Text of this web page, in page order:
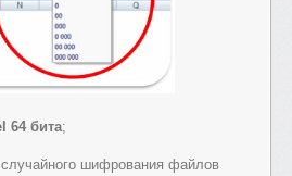
64 бита;
шифрования файлов